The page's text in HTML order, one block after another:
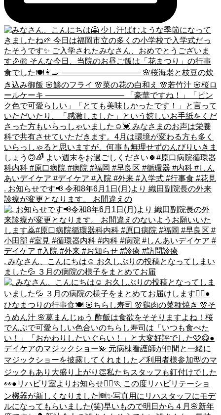
. お知らせです📢 令和8年6月1日(月)より 織田副院長の外来
診療が変更となります。 お間違えの
. みなさん、こんにちは☺️ お久しぶりの投稿となってしまい
ました💦 ３月の病院の様子をまとめてお届